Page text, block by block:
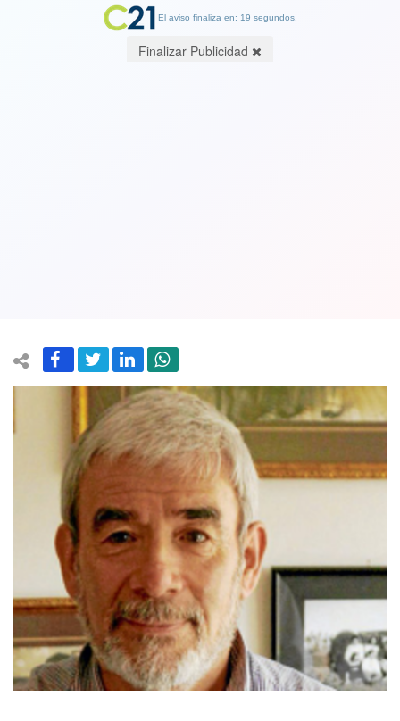
El aviso finaliza en: 19 segundos.
Finalizar Publicidad